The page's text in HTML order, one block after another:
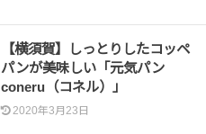
【横須賀】しっとりしたコッペ
パンが美味しい「元気パン
coneru（コネル）」
2020年3月23日